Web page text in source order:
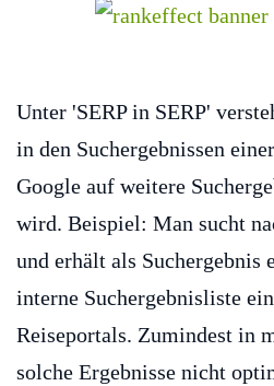
Unter 'SERP in SERP'
in den Suchergebnissen
Google auf weitere
wird. Beispiel: Man sucht
und erhält als Suchergebnis
interne Suchergebnisliste
Reiseportals. Zumindest in
solche Ergebnisse nicht